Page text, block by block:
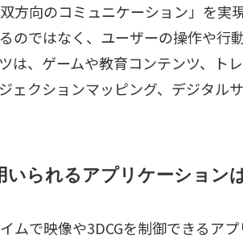
方向のコミュニケーション」を実
のではなく、ユーザーの操作や行
は、ゲームや教育コンテンツ、ト
クションマッピング、デジタル
られるアプリケーション
ムで映像や3DCGを制御できるア